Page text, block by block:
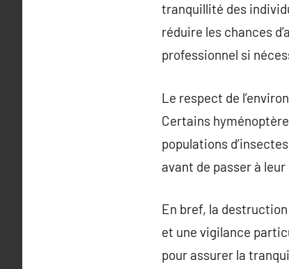
tranquillité des
réduire les chances
professionnel si
Le respect de
Certains
populations
avant de passer à
En bref, la destruction
et une vigilance
pour assurer la